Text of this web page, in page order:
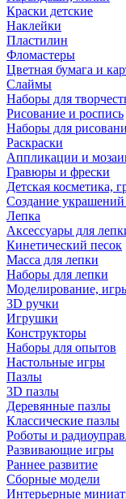
Краски детские
Наклейки
Пластилин
Фломастеры
Цветная бумага и
Слаймы
Наборы для
Рисование и роспись
Наборы для
Раскраски
Аппликации и
Гравюры и фрески
Детская косметика,
Создание украшений
Лепка
Аксессуары для
Кинетический песок
Масса для лепки
Наборы для лепки
Моделирование,
3D ручки
Игрушки
Конструкторы
Наборы для опытов
Настольные игры
Пазлы
3D пазлы
Деревянные пазлы
Классические пазлы
Роботы и
Развивающие игры
Раннее развитие
Сборные модели
Интерьерные